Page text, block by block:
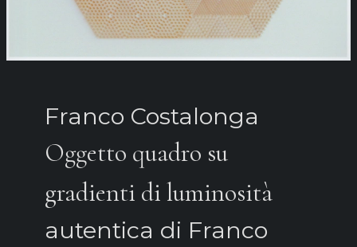
Franco Costalonga
Oggetto quadro su
gradienti di luminosità
autentica di Franco